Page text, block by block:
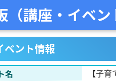
（講座・イベン
ベント情報
名
【子